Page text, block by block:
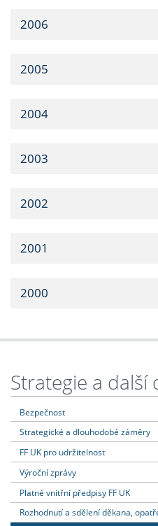
2006
2005
2004
2003
2002
2001
2000
Strategie a
Bezpečnost
Strategické a dlouhodobé záměry
FF UK pro udržitelnost
Výroční zprávy
Platné vnitřní předpisy FF UK
Rozhodnutí a sdělení děkana,